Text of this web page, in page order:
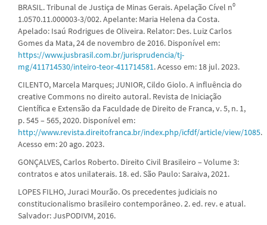
BRASIL. Tribunal de Justiça de Minas Gerais. Apelação Cível n⁰
1.0570.11.000003-3/002. Apelante: Maria Helena da Costa.
Apelado: Isaú Rodrigues de Oliveira. Relator: Des. Luiz Carlos
Gomes da Mata, 24 de novembro de 2016. Disponível em:
https://www.jusbrasil.com.br/jurisprudencia/tj-
mg/411714530/inteiro-teor-411714581. Acesso em: 18 jul. 2023.
CILENTO, Marcela Marques; JUNIOR, Cildo Giolo. A influência do
creative Commons no direito autoral. Revista de Iniciação
Científica e Extensão da Faculdade de Direito de Franca, v. 5, n. 1,
p. 545 – 565, 2020. Disponível em:
http://www.revista.direitofranca.br/index.php/icfdf/article/view/1085.
Acesso em: 20 ago. 2023.
GONÇALVES, Carlos Roberto. Direito Civil Brasileiro – Volume 3:
contratos e atos unilaterais. 18. ed. São Paulo: Saraiva, 2021.
LOPES FILHO, Juraci Mourão. Os precedentes judiciais no
constitucionalismo brasileiro contemporâneo. 2. ed. rev. e atual.
Salvador: JusPODIVM, 2016.